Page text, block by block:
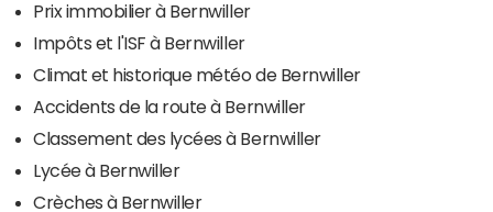
Prix immobilier à Bernwiller
Impôts et l'ISF à Bernwiller
Climat et historique météo de Bernwiller
Accidents de la route à Bernwiller
Classement des lycées à Bernwiller
Lycée à Bernwiller
Crèches à Bernwiller